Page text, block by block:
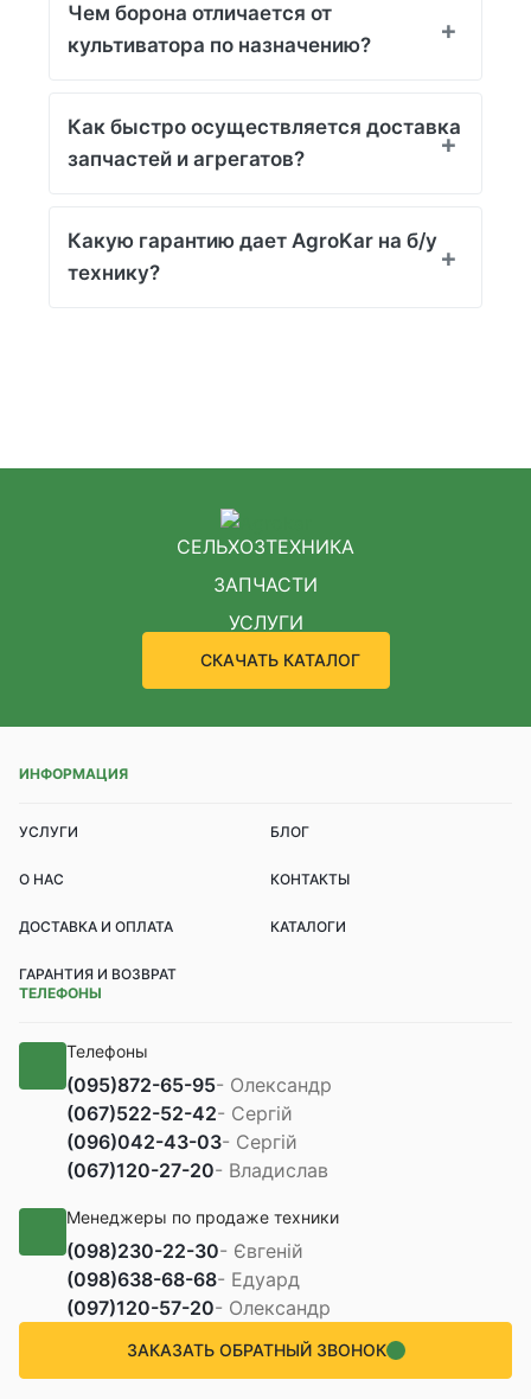
Чем борона отличается от
культиватора по назначению?
Как быстро осуществляется доставка
запчастей и агрегатов?
Какую гарантию дает AgroKar на б/у
технику?
СЕЛЬХОЗТЕХНИКА
ЗАПЧАСТИ
УСЛУГИ
СКАЧАТЬ КАТАЛОГ
ИНФОРМАЦИЯ
УСЛУГИ БЛОГ
О НАС КОНТАКТЫ
ДОСТАВКА И ОПЛАТА КАТАЛОГИ
ГАРАНТИЯ И ВОЗВРАТ
ТЕЛЕФОНЫ
Телефоны
(095)872-65-95- Олександр
(067)522-52-42- Сергій
(096)042-43-03- Сергій
(067)120-27-20- Владислав
Менеджеры по продаже техники
(098)230-22-30- Євгеній
(098)638-68-68- Едуард
(097)120-57-20- Олександр
ЗАКАЗАТЬ ОБРАТНЫЙ ЗВОНОК